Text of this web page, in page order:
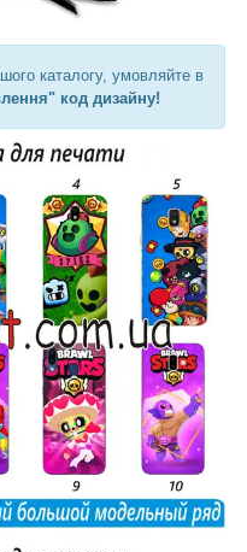
каталогу, умовляйте в
код дизайну!